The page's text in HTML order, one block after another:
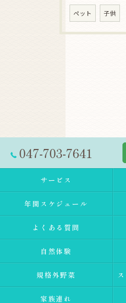
ペット 子供
047-703-7641
サービス
年間スケジュール
よくある質問
自然体験
規格外野菜
家族連れ